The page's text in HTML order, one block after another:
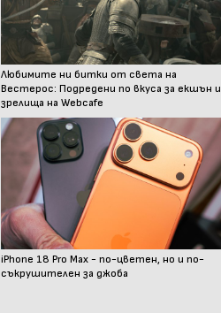
Любимите ни битки от света на
Вестерос: Подредени по вкуса за екшън и
зрелища на Webcafe
iPhone 18 Pro Max - по-цветен, но и по-
съкрушителен за джоба